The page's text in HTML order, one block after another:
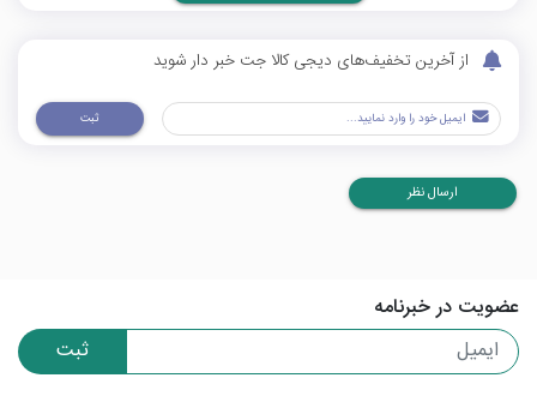
از آخرین تخفیف‌های دیجی کالا جت خبر دار شوید
ثبت
ارسال نظر
عضویت در خبرنامه
ثبت